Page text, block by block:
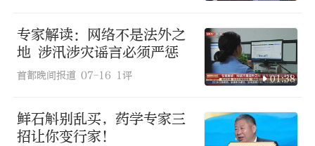
专家解读：网络不是法外之
地 涉汛涉灾谣言必须严惩
首都晚间报道 07-16 1评 01:38
鲜石斛别乱买，药学专家三
招让你变行家！